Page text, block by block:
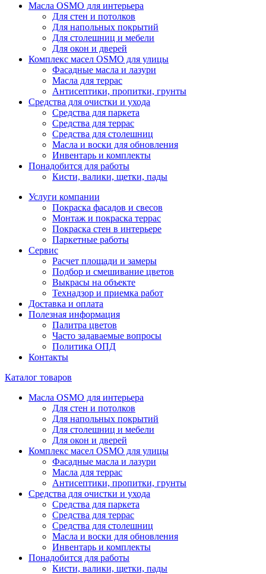
Масла OSMO для интерьера
Для стен и потолков
Для напольных покрытий
Для столешниц и мебели
Для окон и дверей
Комплекс масел OSMO для улицы
Фасадные масла и лазури
Масла для террас
Антисептики, пропитки, грунты
Средства для очистки и ухода
Средства для паркета
Средства для террас
Средства для столешниц
Масла и воски для обновления
Инвентарь и комплекты
Понадобится для работы
Кисти, валики, щетки, пады
Услуги компании
Покраска фасадов и свесов
Монтаж и покраска террас
Покраска стен в интерьере
Паркетные работы
Сервис
Расчет площади и замеры
Подбор и смешивание цветов
Выкрасы на объекте
Технадзор и приемка работ
Доставка и оплата
Полезная информация
Палитра цветов
Часто задаваемые вопросы
Политика ОПД
Контакты
Каталог товаров
Масла OSMO для интерьера
Для стен и потолков
Для напольных покрытий
Для столешниц и мебели
Для окон и дверей
Комплекс масел OSMO для улицы
Фасадные масла и лазури
Масла для террас
Антисептики, пропитки, грунты
Средства для очистки и ухода
Средства для паркета
Средства для террас
Средства для столешниц
Масла и воски для обновления
Инвентарь и комплекты
Понадобится для работы
Кисти, валики, щетки, пады